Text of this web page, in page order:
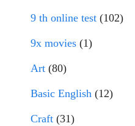
9 th online test (102)
9x movies (1)
Art (80)
Basic English (12)
Craft (31)